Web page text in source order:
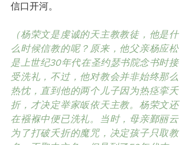
信口开河。
（杨荣文是虔诚的天主教教徒，他是什
么时候信教的呢？原来，他父亲杨应松
是上世纪30年代在圣约瑟书院念书时接
受洗礼，不过，他对教会并非始终那么
热忱，直到他的两个儿子因为热痉挛夭
折，才决定举家皈依天主教。杨荣文还
在襁褓中便已洗礼。当时，母亲鄞丽云
为了打破夭折的魔咒，决定孩子只取教